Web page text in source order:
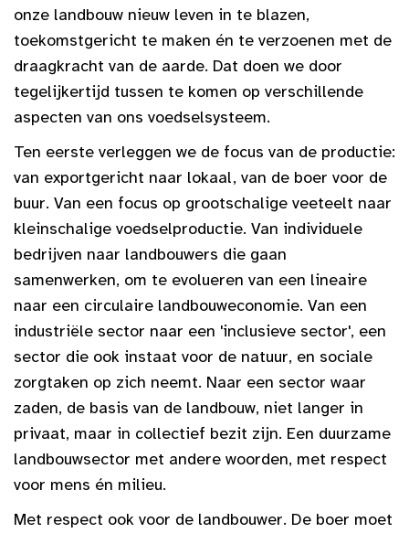
onze landbouw nieuw leven in te blazen,
toekomstgericht te maken én te verzoenen met de
draagkracht van de aarde. Dat doen we door
tegelijkertijd tussen te komen op verschillende
aspecten van ons voedselsysteem.
Ten eerste verleggen we de focus van de productie:
van exportgericht naar lokaal, van de boer voor de
buur. Van een focus op grootschalige veeteelt naar
kleinschalige voedselproductie. Van individuele
bedrijven naar landbouwers die gaan
samenwerken, om te evolueren van een lineaire
naar een circulaire landbouweconomie. Van een
industriële sector naar een 'inclusieve sector', een
sector die ook instaat voor de natuur, en sociale
zorgtaken op zich neemt. Naar een sector waar
zaden, de basis van de landbouw, niet langer in
privaat, maar in collectief bezit zijn. Een duurzame
landbouwsector met andere woorden, met respect
voor mens én milieu.
Met respect ook voor de landbouwer. De boer moet